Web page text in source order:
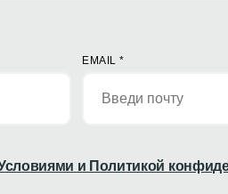
EMAIL*
и Политикой